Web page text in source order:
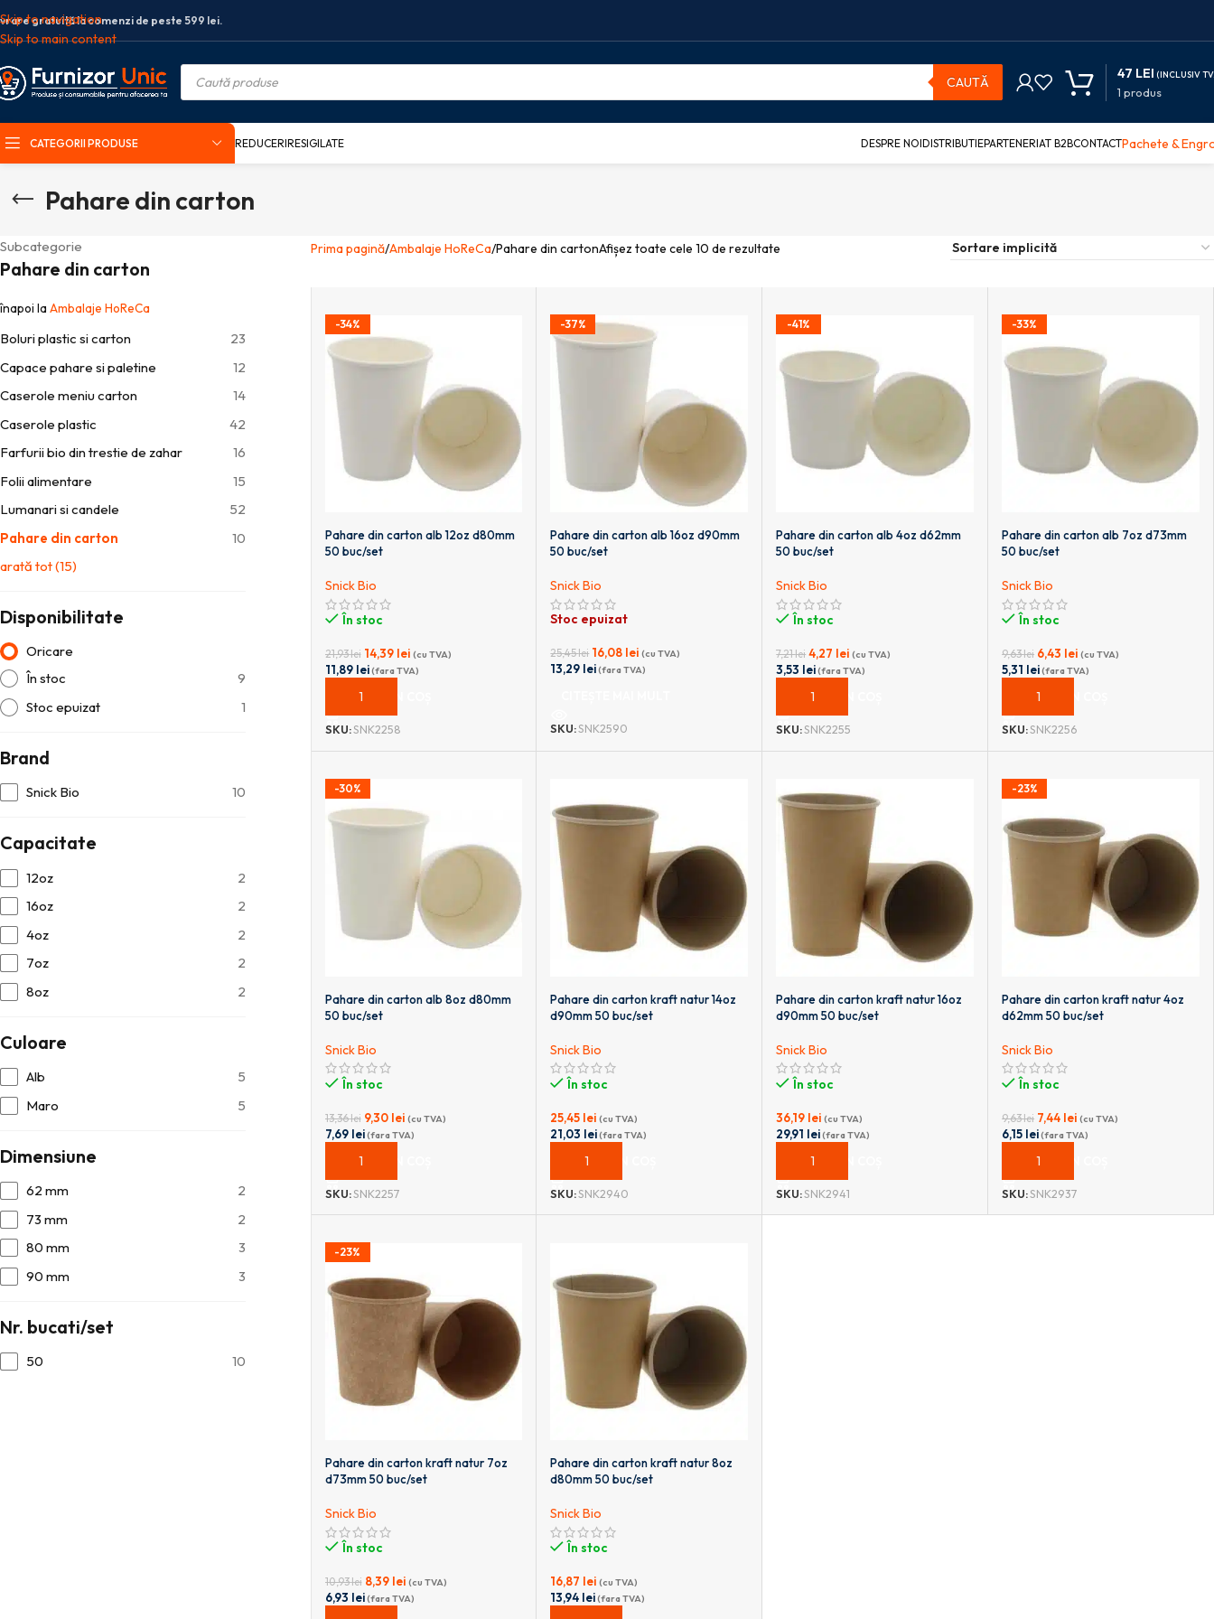
Skip to navigation
Skip to main content
gratuită la comenzi de peste 599 lei.
CAUTĂ
1 produs
47 LEI (INCLUSIV
CATEGORII PRODUSE REDUCERIRESIGILATE DESPRE NOIDISTRIBUTIEPARTENERIAT B2BCONTACTPachete &
Pahare din carton
Subcategorie
Pahare din carton
înapoi la Ambalaje HoReCa
Boluri plastic si carton
23
Capace pahare si paletine
12
Caserole meniu carton
14
Caserole plastic
42
Farfurii bio din trestie de zahar
16
Folii alimentare
15
Lumanari si candele
52
Pahare din carton
10
arată tot(15)
Disponibilitate
Oricare
În stoc
9
Stoc epuizat
1
Brand
Snick Bio 10
Capacitate
12oz
2
16oz
2
4oz
2
7oz
2
8oz
2
Culoare
Alb
5
Maro
5
Dimensiune
62 mm
2
73 mm
2
80 mm
3
90 mm
3
Nr. bucati/set
50 10
Prima pagină Ambalaje HoReCa Pahare din cartonAfișez toate cele 10 de rezultate
-34%
Pahare din carton alb 12oz d80mm
50 buc/set
Snick Bio
În stoc
21,93lei 14,39 lei (cu TVA)
11,89 lei(fara TVA)
ADAUGĂ ÎN COȘ
SKU:SNK2258
-37%
Pahare din carton alb 16oz d90mm
50 buc/set
Snick Bio
Stoc epuizat
25,45lei 16,08 lei (cu TVA)
13,29 lei(fara TVA)
SKU:SNK2590
-41%
Pahare din carton alb 4oz d62mm
50 buc/set
Snick Bio
În stoc
7,21lei 4,27 lei (cu TVA)
3,53 lei(fara TVA)
ADAUGĂ ÎN COȘ
SKU:SNK2255
-33%
Pahare din carton alb 7oz d73mm
50 buc/set
Snick Bio
În stoc
9,63lei 6,43 lei (cu TVA)
5,31 lei(fara TVA)
ADAUGĂ ÎN COȘ
SKU:SNK2256
-30%
Pahare din carton alb 8oz d80mm
50 buc/set
Snick Bio
În stoc
13,36lei 9,30 lei (cu TVA)
7,69 lei(fara TVA)
ADAUGĂ ÎN COȘ
SKU:SNK2257
Pahare din carton kraft natur 14oz
d90mm 50 buc/set
Snick Bio
În stoc
25,45 lei (cu TVA)
21,03 lei(fara TVA)
ADAUGĂ ÎN COȘ
SKU:SNK2940
Pahare din carton kraft natur 16oz
d90mm 50 buc/set
Snick Bio
În stoc
36,19 lei (cu TVA)
29,91 lei(fara TVA)
ADAUGĂ ÎN COȘ
SKU:SNK2941
-23%
Pahare din carton kraft natur 4oz
d62mm 50 buc/set
Snick Bio
În stoc
9,63lei 7,44 lei (cu TVA)
6,15 lei(fara TVA)
ADAUGĂ ÎN COȘ
SKU:SNK2937
-23%
Pahare din carton kraft natur 7oz
d73mm 50 buc/set
Snick Bio
În stoc
10,93lei 8,39 lei (cu TVA)
6,93 lei(fara TVA)
Pahare din carton kraft natur 8oz
d80mm 50 buc/set
Snick Bio
În stoc
16,87 lei (cu TVA)
13,94 lei(fara TVA)